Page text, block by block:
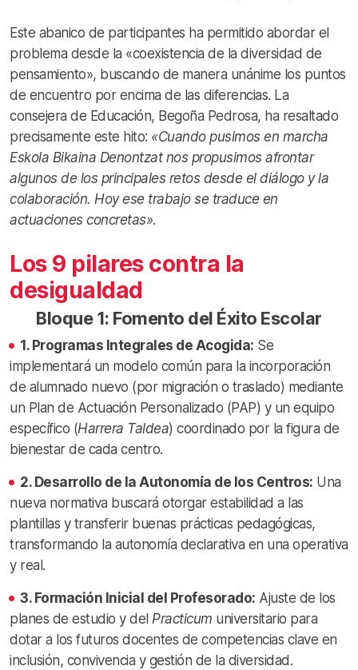
Este abanico de participantes ha permitido abordar el
problema desde la «coexistencia de la diversidad de
pensamiento», buscando de manera unánime los puntos
de encuentro por encima de las diferencias. La
consejera de Educación, Begoña Pedrosa, ha resaltado
precisamente este hito: «Cuando pusimos en marcha
Eskola Bikaina Denontzat nos propusimos afrontar
algunos de los principales retos desde el diálogo y la
colaboración. Hoy ese trabajo se traduce en
actuaciones concretas».
Los 9 pilares contra la
desigualdad
Bloque 1: Fomento del Éxito Escolar
1. Programas Integrales de Acogida: Se
implementará un modelo común para la incorporación
de alumnado nuevo (por migración o traslado) mediante
un Plan de Actuación Personalizado (PAP) y un equipo
específico (Harrera Taldea) coordinado por la figura de
bienestar de cada centro.
2. Desarrollo de la Autonomía de los Centros: Una
nueva normativa buscará otorgar estabilidad a las
plantillas y transferir buenas prácticas pedagógicas,
transformando la autonomía declarativa en una operativa
y real.
3. Formación Inicial del Profesorado: Ajuste de los
planes de estudio y del Practicum universitario para
dotar a los futuros docentes de competencias clave en
inclusión, convivencia y gestión de la diversidad.